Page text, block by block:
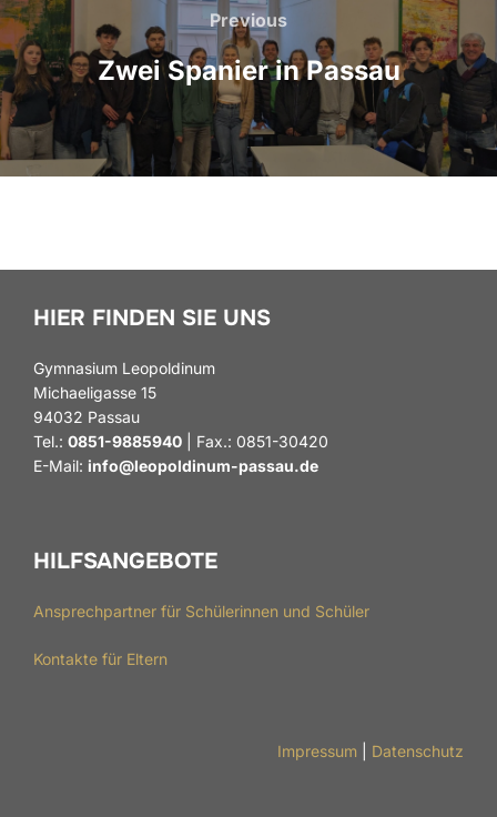
Previous
Previous
Zwei Spanier in Passau
HIER FINDEN SIE UNS
Gymnasium Leopoldinum
Michaeligasse 15
94032 Passau
Tel.: 0851-9885940 | Fax.: 0851-30420
E-Mail: info@leopoldinum-passau.de
HILFSANGEBOTE
Ansprechpartner für Schülerinnen und Schüler
Kontakte für Eltern
Impressum Datenschutz